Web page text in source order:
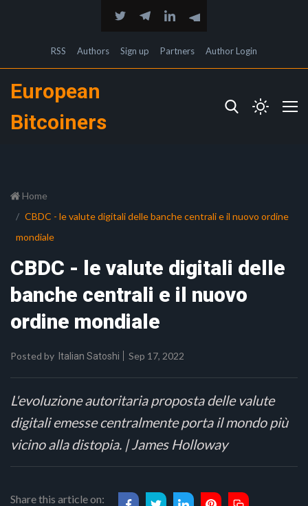
RSS Authors Sign up Partners Author Login
European
Bitcoiners
Home
CBDC - le valute digitali delle banche centrali e il nuovo ordine
mondiale
CBDC - le valute digitali delle
banche centrali e il nuovo
ordine mondiale
Posted by Italian Satoshi Sep 17, 2022
L'evoluzione autoritaria proposta delle valute
digitali emesse centralmente porta il mondo più
vicino alla distopia. | James Holloway
Share this article on: